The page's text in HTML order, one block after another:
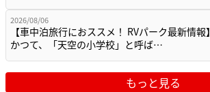
2026/08/06
【車中泊旅行におススメ！ RVパーク最新情報】
かつて、「天空の小学校」と呼ば…
もっと見る